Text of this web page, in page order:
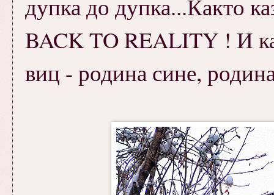
дупка до дупка...Както
BACK TO REALITY ! И
виц - родина сине,